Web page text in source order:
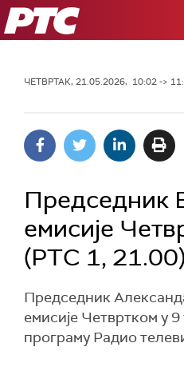
РТС
ЧЕТВРТАК, 21.05.2026, 10:02 ->
Председник
емисије
(РТС 1, 21.00)
Председник
емисије Четвртком у
програму Радио